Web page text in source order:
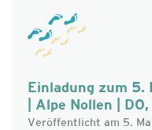
Einladung zum 5.
| Alpe Nollen |
Veröffentlicht am 5.